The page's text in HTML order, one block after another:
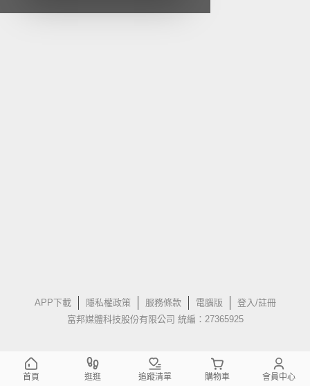
APP下載 隱私權政策 服務條款 電腦版
登入/註冊
富邦媒體科技股份有限公司 統編：27365925
首頁 逛逛 追蹤清單 購物車 會員中心